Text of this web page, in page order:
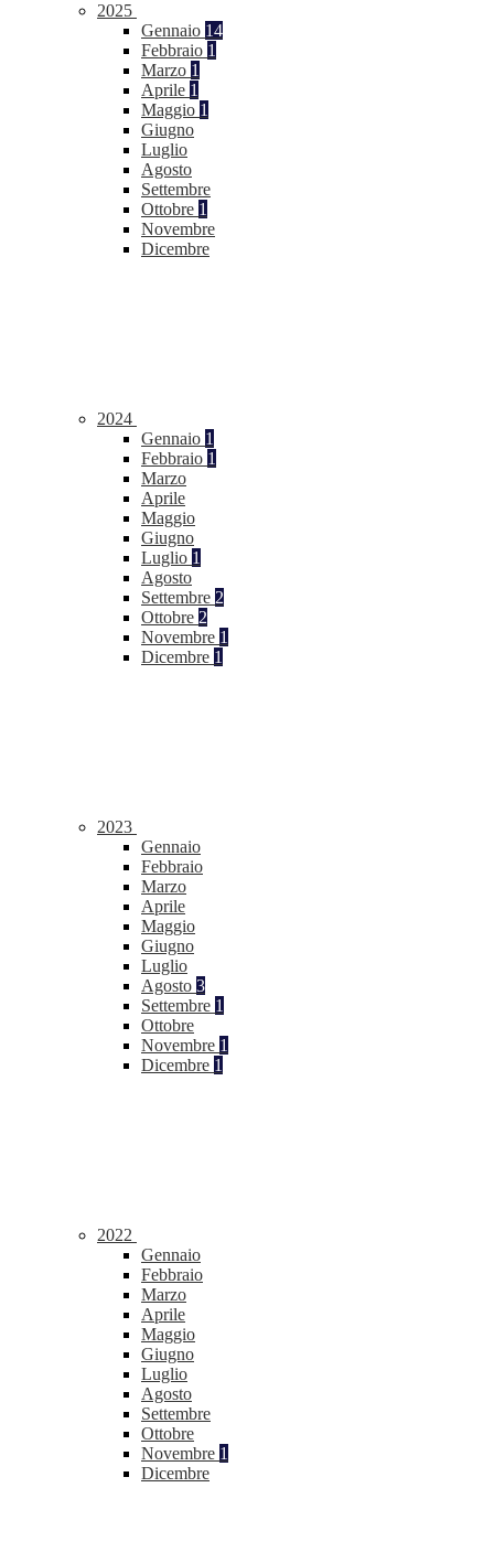
2025
Gennaio 14
Febbraio 1
Marzo 1
Aprile 1
Maggio 1
Giugno
Luglio
Agosto
Settembre
Ottobre 1
Novembre
Dicembre
2024
Gennaio 1
Febbraio 1
Marzo
Aprile
Maggio
Giugno
Luglio 1
Agosto
Settembre 2
Ottobre 2
Novembre 1
Dicembre 1
2023
Gennaio
Febbraio
Marzo
Aprile
Maggio
Giugno
Luglio
Agosto 3
Settembre 1
Ottobre
Novembre 1
Dicembre 1
2022
Gennaio
Febbraio
Marzo
Aprile
Maggio
Giugno
Luglio
Agosto
Settembre
Ottobre
Novembre 1
Dicembre